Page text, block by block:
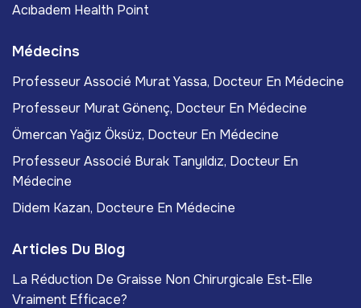
Acıbadem Health Point
Médecins
Professeur Associé Murat Yassa, Docteur En Médecine
Professeur Murat Gönenç, Docteur En Médecine
Ömercan Yağız Öksüz, Docteur En Médecine
Professeur Associé Burak Tanyıldız, Docteur En
Médecine
Didem Kazan, Docteure En Médecine
Articles Du Blog
La Réduction De Graisse Non Chirurgicale Est-Elle
Vraiment Efficace?